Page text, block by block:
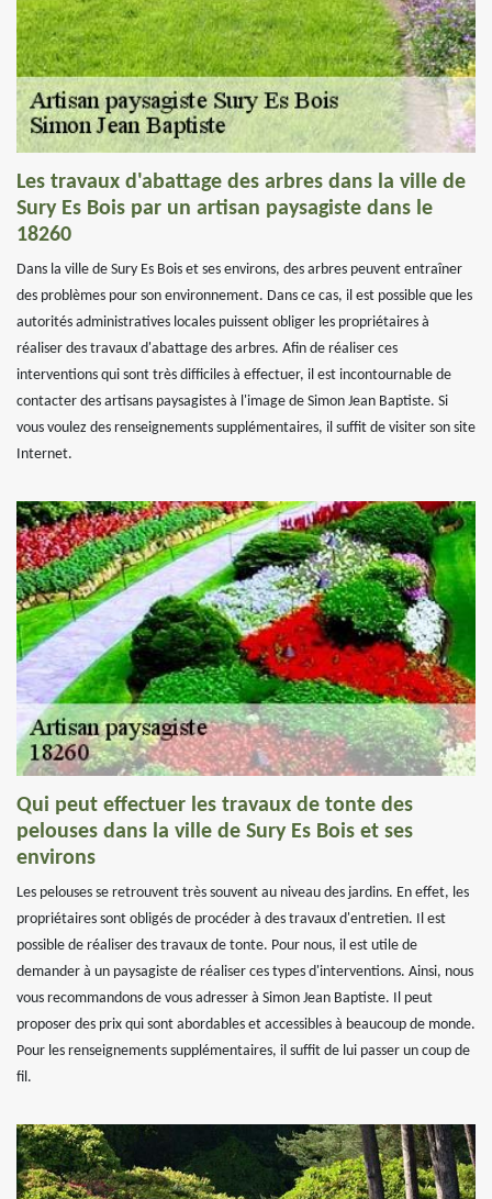
Les travaux d'abattage des arbres dans la ville de
Sury Es Bois par un artisan paysagiste dans le
18260
Dans la ville de Sury Es Bois et ses environs, des arbres peuvent entraîner
des problèmes pour son environnement. Dans ce cas, il est possible que les
autorités administratives locales puissent obliger les propriétaires à
réaliser des travaux d'abattage des arbres. Afin de réaliser ces
interventions qui sont très difficiles à effectuer, il est incontournable de
contacter des artisans paysagistes à l'image de Simon Jean Baptiste. Si
vous voulez des renseignements supplémentaires, il suffit de visiter son site
Internet.
Qui peut effectuer les travaux de tonte des
pelouses dans la ville de Sury Es Bois et ses
environs
Les pelouses se retrouvent très souvent au niveau des jardins. En effet, les
propriétaires sont obligés de procéder à des travaux d'entretien. Il est
possible de réaliser des travaux de tonte. Pour nous, il est utile de
demander à un paysagiste de réaliser ces types d'interventions. Ainsi, nous
vous recommandons de vous adresser à Simon Jean Baptiste. Il peut
proposer des prix qui sont abordables et accessibles à beaucoup de monde.
Pour les renseignements supplémentaires, il suffit de lui passer un coup de
fil.